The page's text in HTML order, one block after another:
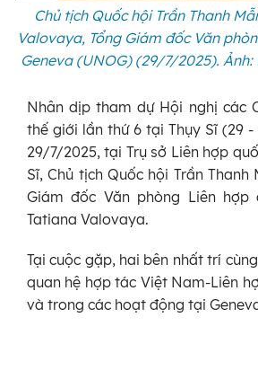
Chủ tịch Quốc hội Trần Thanh
Valovaya, Tổng Giám đốc Văn
Geneva (UNOG) (29/7/2025). Ảnh:
Nhân dịp tham dự Hội nghị các
thế giới lần thứ 6 tại Thụy Sĩ (29 -
29/7/2025, tại Trụ sở Liên hợp
Sĩ, Chủ tịch Quốc hội Trần Thanh
Giám đốc Văn phòng Liên hợp
Tatiana Valovaya.
Tại cuộc gặp, hai bên nhất trí
quan hệ hợp tác Việt Nam-Liên
và trong các hoạt động tại